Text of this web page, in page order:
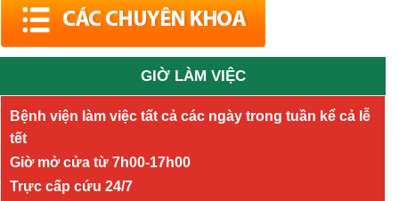
GIỜ LÀM VIỆC
Bệnh viện làm việc tất cả các ngày trong tuần kể cả lễ
tết
Giờ mở cửa từ 7h00-17h00
Trực cấp cứu 24/7